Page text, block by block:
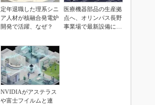
定年退職した理系シニ
ア人材が核融合発電炉
開発で活躍、なぜ？
医療機器部品の生産拠
点へ、オリンパス長野
事業場で最新設備に機
NVIDIAがアステラス
や富士フイルムと連